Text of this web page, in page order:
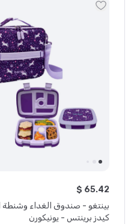
بينتغو - صندوق الغداء وشنطة
كيدز برينتس - يونيكورن
$ 65.42